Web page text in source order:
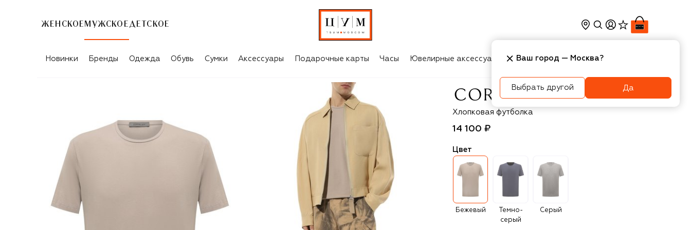
ЖЕНСКОЕ МУЖСКОЕ ДЕТСКОЕ
Новинки Бренды Одежда Обувь Сумки Аксессуары Подарочные карты Часы Ювелирные аксессуары Косметика Интерьер
Corneliani
Хлопковая футболка
14 100 ₽
Цвет
Бежевый
Темно-
серый
Серый
Ваш город — Москва?
Выбрать другой Да